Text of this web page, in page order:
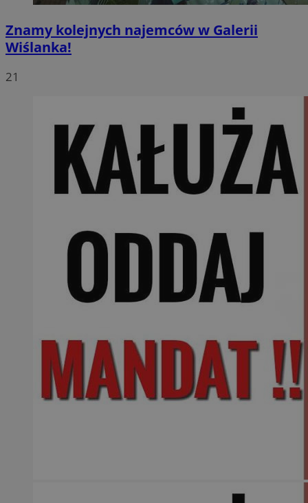
Znamy kolejnych najemców w Galerii
Wiślanka!
21